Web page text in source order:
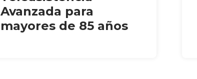
Avanzada para
mayores de 85 años